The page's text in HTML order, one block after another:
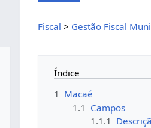
Fiscal > Gestão Fiscal
Índice
1 Macaé
1.1 Campos
1.1.1